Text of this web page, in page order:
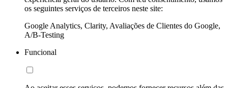
os seguintes serviços de terceiros neste site:
Google Analytics, Clarity, Avaliações de Clientes do Google,
A/B-Testing
Funcional